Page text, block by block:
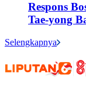
Respons
Tae-yong
Selengkapnya